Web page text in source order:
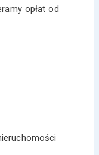
opłat od